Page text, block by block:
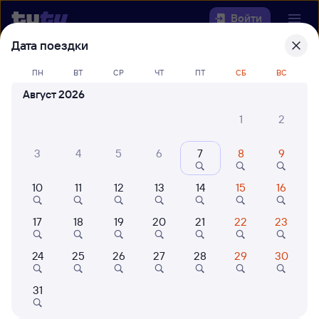
Войти
Выберите день, чтобы найтиж/д
билеты Лена — Крымская
Куда
Когда
Кто едет
Найти поезда
Дата поездки
ПН ВТ СР ЧТ ПТ СБ ВС
Август 2026
1
2
3 4 5 6 7 8 9
10 11 12 13 14 15 16
17 18 19 20 21 22 23
24 25 26 27 28 29 30
31